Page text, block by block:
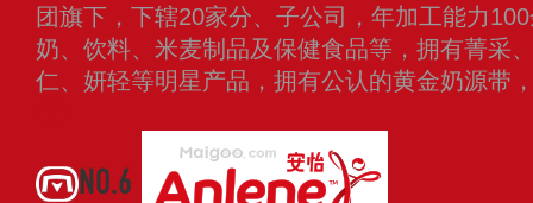
团旗下，下辖20家分、子公司，年加工能力
奶、饮料、米麦制品及保健食品等，拥有菁采
仁、妍轻等明星产品，拥有公认的黄金奶源带
NO.6